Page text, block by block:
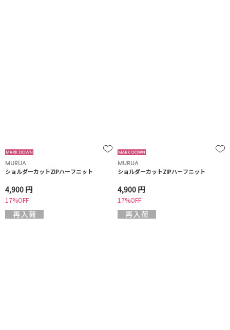
MURUA
ショルダーカットZIPハーフニット
4,900 円
17%OFF
MURUA
ショルダーカットZIPハーフニット
4,900 円
17%OFF